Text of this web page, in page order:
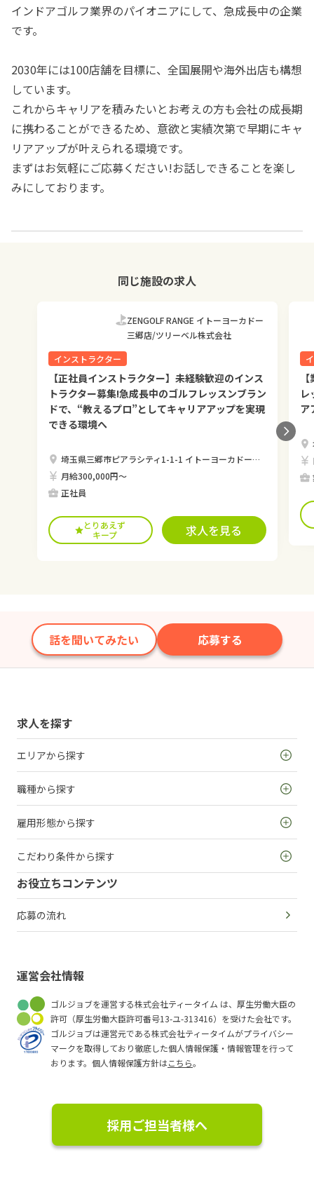
インドアゴルフ業界のパイオニアにして、急成長中の企業
です。
2030年には100店舗を目標に、全国展開や海外出店も構想
しています。
これからキャリアを積みたいとお考えの方も会社の成長期
に携わることができるため、意欲と実績次第で早期にキャ
リアアップが叶えられる環境です。
まずはお気軽にご応募ください!お話しできることを楽し
みにしております。
同じ施設の求人
ZENGOLF RANGE イトーヨーカドー
三郷店/ツリーベル株式会社
インストラクター
【正社員インストラクター】未経験歓迎のインス
トラクター募集!急成長中のゴルフレッスンブラン
ドで、“教えるプロ”としてキャリアアップを実現
できる環境へ
埼玉県三郷市ピアラシティ1-1-1 イトーヨーカドー三郷店 2F
月給300,000円〜
正社員
とりあえず
キープ
求人を見る
ア
話を聞いてみたい 応募する
求人を探す
エリアから探す
職種から探す
雇用形態から探す
こだわり条件から探す
お役立ちコンテンツ
応募の流れ
運営会社情報
ゴルジョブを運営する株式会社ティータイム は、厚生労働大臣の
許可（厚生労働大臣許可番号13-ユ-313416）を受けた会社です。
ゴルジョブは運営元である株式会社ティータイムがプライバシー
マークを取得しており徹底した個人情報保護・情報管理を行って
おります。個人情報保護方針はこちら。
採用ご担当者様へ